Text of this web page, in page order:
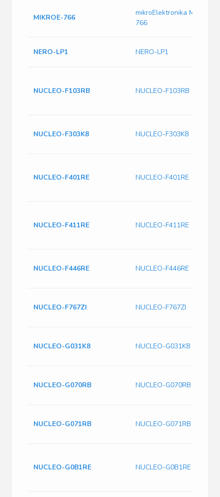
MIKROE-766
mikroElektronika MIKROE-
766
NERO-LP1 NERO-LP1
NUCLEO-F103RB NUCLEO-F103RB
NUCLEO-F303K8 NUCLEO-F303K8
NUCLEO-F401RE NUCLEO-F401RE
NUCLEO-F411RE NUCLEO-F411RE
NUCLEO-F446RE NUCLEO-F446RE
NUCLEO-F767ZI NUCLEO-F767ZI
NUCLEO-G031K8 NUCLEO-G031K8
NUCLEO-G070RB NUCLEO-G070RB
NUCLEO-G071RB NUCLEO-G071RB
NUCLEO-G0B1RE NUCLEO-G0B1RE